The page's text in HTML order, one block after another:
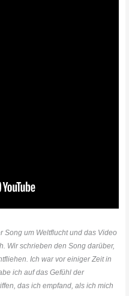
Song um Weltflucht und das Video
Wir schrieben den Song darüber,
Ich war vor einiger Zeit in
ich auf das Gefühl der
das ich empfand, als ich mich